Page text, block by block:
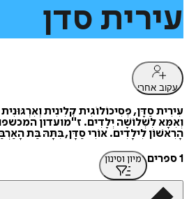
עירית סדן
עקוב אחרי
עִירִית סַדָּן, פְּסִיכוֹלוֹגִית קְלִינִית
וְאִמָּא לִשְׁלוֹשָׁה יְלָדִים. ז"מועדון
הָרִאשׁוֹן לִילָדִים. אוֹרִי סַדָּן, בִּתָּהּ בַּת
1 ספרים
מיון וסינון